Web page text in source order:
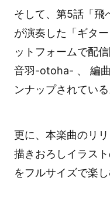
そして、第5話「飛
が演奏した「ギタ
ットフォームで配
音羽-otoha- 、 編
ンナップされている
更に、本楽曲のリ
描きおろしイラス
をフルサイズで楽し